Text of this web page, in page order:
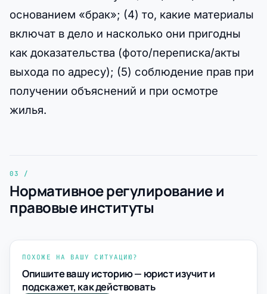
основанием «брак»; (4) то, какие материалы
включат в дело и насколько они пригодны
как доказательства (фото/переписка/акты
выхода по адресу); (5) соблюдение прав при
получении объяснений и при осмотре
жилья.
Нормативное регулирование и
правовые институты
ПОХОЖЕ НА ВАШУ СИТУАЦИЮ?
Опишите вашу историю — юрист изучит и
подскажет, как действовать